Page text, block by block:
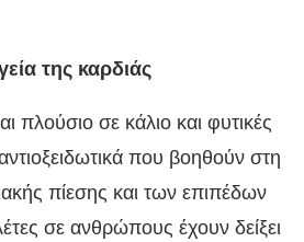
της καρδιάς
πλούσιο σε κάλιο και φυτικές
που βοηθούν στη
πίεσης και των επιπέδων
σε ανθρώπους έχουν δείξει